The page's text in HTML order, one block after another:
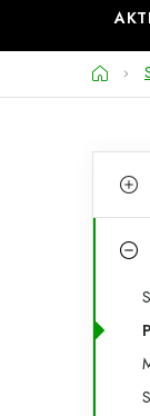
e
e
a
g
o